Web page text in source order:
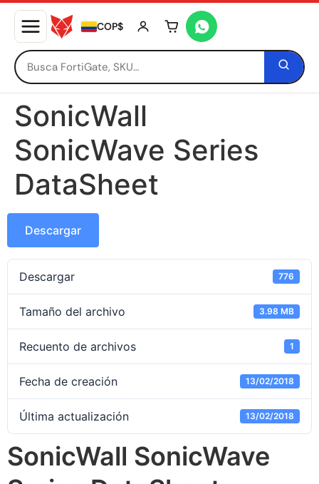
COP$ Tu carrito está vacío
SonicWall
SonicWave Series
DataSheet
Descargar
Descargar 776
Tamaño del archivo 3.98 MB
Recuento de archivos 1
Fecha de creación 13/02/2018
Última actualización 13/02/2018
SonicWall SonicWave